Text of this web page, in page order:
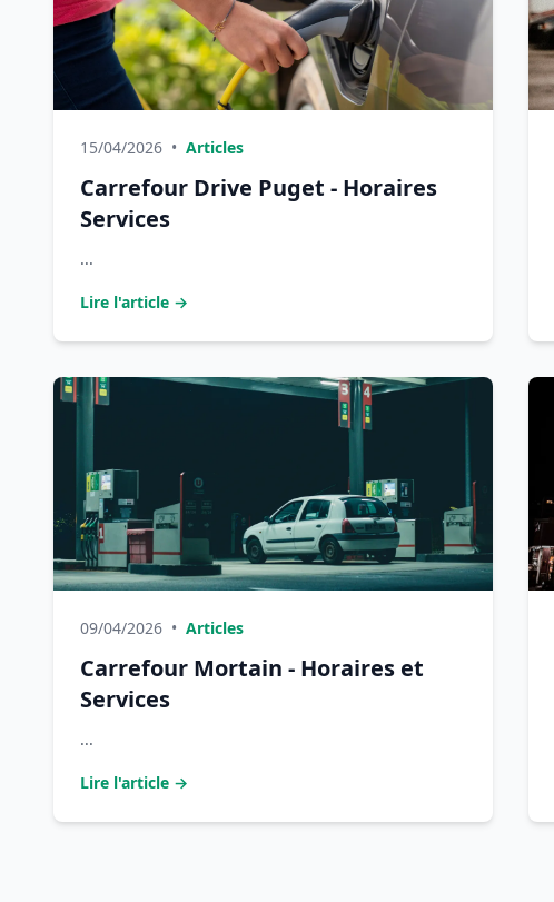
15/04/2026 • Articles
Carrefour Drive Puget - Horaires
Services
...
Lire l'article →
09/04/2026 • Articles
Carrefour Mortain - Horaires et
Services
...
Lire l'article →